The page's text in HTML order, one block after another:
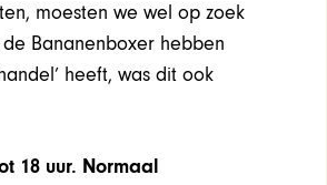
moesten we wel op zoek
Bananenboxer hebben
heeft, was dit ook
18 uur. Normaal